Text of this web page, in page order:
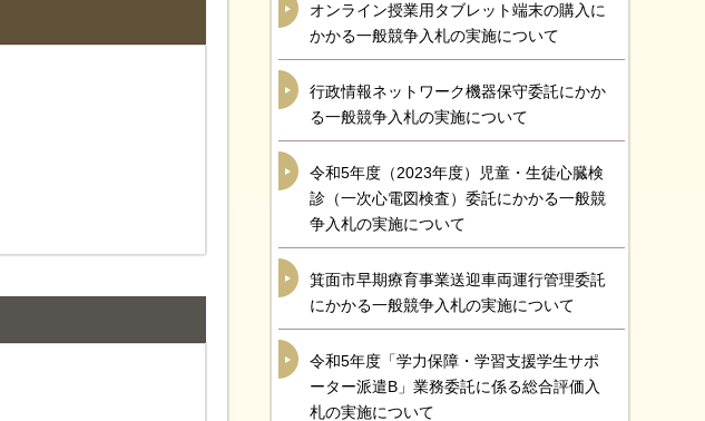
オンライン授業用タブレット端末の購入に
かかる一般競争入札の実施について
行政情報ネットワーク機器保守委託にかか
る一般競争入札の実施について
令和5年度（2023年度）児童・生徒心臓検
診（一次心電図検査）委託にかかる一般競
争入札の実施について
箕面市早期療育事業送迎車両運行管理委託
にかかる一般競争入札の実施について
令和5年度「学力保障・学習支援学生サポ
ーター派遣B」業務委託に係る総合評価入
札の実施について